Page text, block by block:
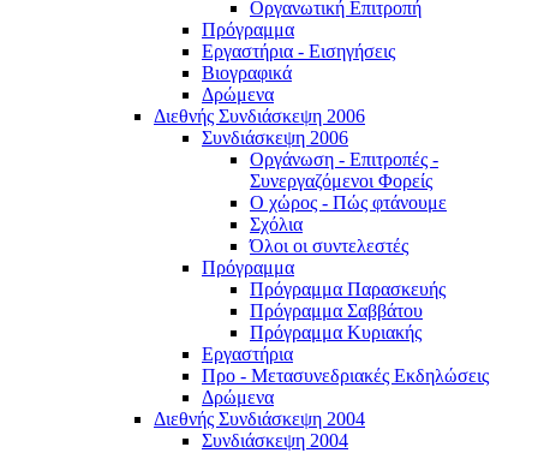
Οργανωτική Επιτροπή
Πρόγραμμα
Εργαστήρια - Εισηγήσεις
Βιογραφικά
Δρώμενα
Διεθνής Συνδιάσκεψη 2006
Συνδιάσκεψη 2006
Οργάνωση - Επιτροπές -
Συνεργαζόμενοι Φορείς
Ο χώρος - Πώς φτάνουμε
Σχόλια
Όλοι οι συντελεστές
Πρόγραμμα
Πρόγραμμα Παρασκευής
Πρόγραμμα Σαββάτου
Πρόγραμμα Κυριακής
Εργαστήρια
Προ - Μετασυνεδριακές Εκδηλώσεις
Δρώμενα
Διεθνής Συνδιάσκεψη 2004
Συνδιάσκεψη 2004